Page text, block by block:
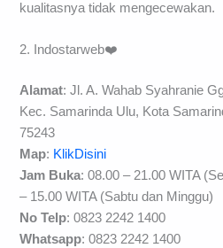
kualitasnya tidak mengecewakan.
2. Indostarweb❤️
Alamat: Jl. A. Wahab Syahranie
Kec. Samarinda Ulu, Kota
75243
Map: KlikDisini
Jam Buka: 08.00 – 21.00 WITA
– 15.00 WITA (Sabtu dan Minggu)
No Telp: 0823 2242 1400
Whatsapp: 0823 2242 1400